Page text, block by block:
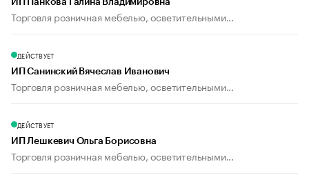
ИП Панкова Галина Владимировна
Торговля розничная мебелью, осветительными...
ДЕЙСТВУЕТ
ИП Санинский Вячеслав Иванович
Торговля розничная мебелью, осветительными...
ДЕЙСТВУЕТ
ИП Лешкевич Ольга Борисовна
Торговля розничная мебелью, осветительными...